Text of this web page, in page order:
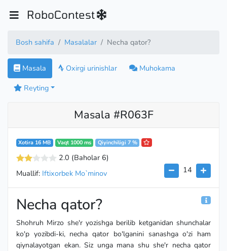
RoboContest
Bosh sahifa Masalalar Necha qator?
Masala Oxirgi urinishlar
Muhokama
Reyting
Masala #R063F
Xotira 16 MB Vaqt 1000 ms Qiyinchiligi 7 %
2.0 (Baholar 6)
14
Muallif: Iftixorbek Mo`minov
Necha qator?
Shohruh Mirzo she'r yozishga berilib ketganidan shunchalar
ko'p yozibdi-ki, necha qator bo'lganini sanashga o'zi ham
qiynalayotgan ekan. Siz unga mana shu she'r necha qator